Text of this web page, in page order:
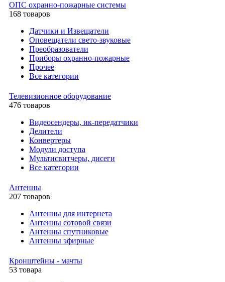
ОПС охранно-пожарные системы
168 товаров
Датчики и Извещатели
Оповещатели свето-звуковые
Преобразователи
Приборы охранно-пожарные
Прочее
Все категории
Телевизионное оборудование
476 товаров
Видеосендеры, ик-передатчики
Делители
Конвертеры
Модули доступа
Мультисвитчеры, дисеги
Все категории
Антенны
207 товаров
Антенны для интернета
Антенны сотовой связи
Антенны спутниковые
Антенны эфирные
Кронштейны - мачты
53 товара